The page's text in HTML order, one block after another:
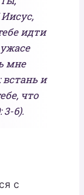
идти
мне
встань и
что
3-6).
с